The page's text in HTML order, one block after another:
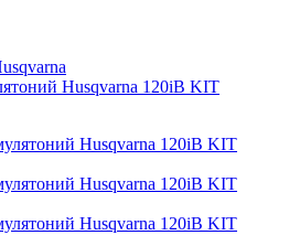
Husqvarna 120iB KIT